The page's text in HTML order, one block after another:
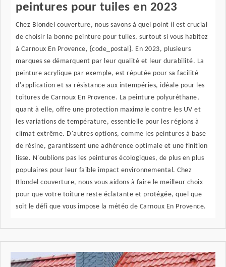
peintures pour tuiles en 2023
Chez Blondel couverture, nous savons à quel point il est crucial
de choisir la bonne peinture pour tuiles, surtout si vous habitez
à Carnoux En Provence, {code_postal}. En 2023, plusieurs
marques se démarquent par leur qualité et leur durabilité. La
peinture acrylique par exemple, est réputée pour sa facilité
d'application et sa résistance aux intempéries, idéale pour les
toitures de Carnoux En Provence. La peinture polyuréthane,
quant à elle, offre une protection maximale contre les UV et
les variations de température, essentielle pour les régions à
climat extrême. D'autres options, comme les peintures à base
de résine, garantissent une adhérence optimale et une finition
lisse. N'oublions pas les peintures écologiques, de plus en plus
populaires pour leur faible impact environnemental. Chez
Blondel couverture, nous vous aidons à faire le meilleur choix
pour que votre toiture reste éclatante et protégée, quel que
soit le défi que vous impose la météo de Carnoux En Provence.